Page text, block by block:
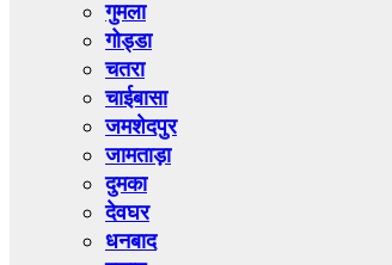
गुमला
गोड्डा
चतरा
चाईबासा
जमशेदपुर
जामताड़ा
दुमका
देवघर
धनबाद